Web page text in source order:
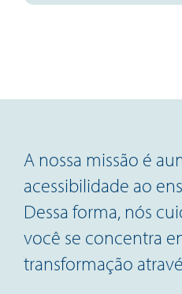
A nossa missão é
acessibilidade ao
Dessa forma, nós
você se concentra
transformação